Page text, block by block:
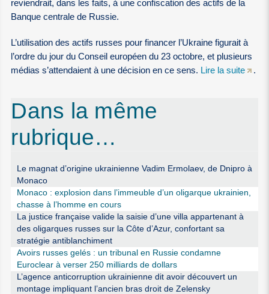
reviendrait, dans les faits, à une confiscation des actifs de la
Banque centrale de Russie.
L’utilisation des actifs russes pour financer l’Ukraine figurait à
l’ordre du jour du Conseil européen du 23 octobre, et plusieurs
médias s’attendaient à une décision en ce sens. Lire la suite .
Dans la même
rubrique…
Le magnat d’origine ukrainienne Vadim Ermolaev, de Dnipro à
Monaco
Monaco : explosion dans l’immeuble d’un oligarque ukrainien,
chasse à l’homme en cours
La justice française valide la saisie d’une villa appartenant à
des oligarques russes sur la Côte d’Azur, confortant sa
stratégie antiblanchiment
Avoirs russes gelés : un tribunal en Russie condamne
Euroclear à verser 250 milliards de dollars
L’agence anticorruption ukrainienne dit avoir découvert un
montage impliquant l’ancien bras droit de Zelensky